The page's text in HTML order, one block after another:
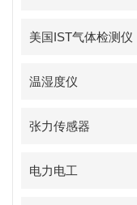
美国IST气体检测仪
温湿度仪
张力传感器
电力电工